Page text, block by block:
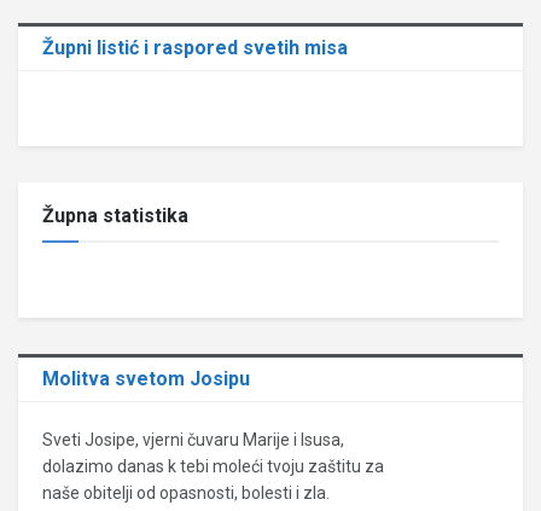
Župni listić i raspored svetih misa
Župna statistika
Molitva svetom Josipu
Sveti Josipe, vjerni čuvaru Marije i Isusa,
dolazimo danas k tebi moleći tvoju zaštitu za
naše obitelji od opasnosti, bolesti i zla.